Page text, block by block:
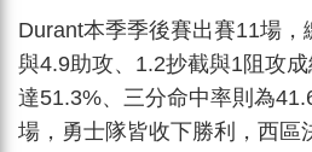
Durant本季季後賽出賽11場，
與4.9助攻、1.2抄截與1阻攻
達51.3%、三分命中率則為
場，勇士隊皆收下勝利，西區